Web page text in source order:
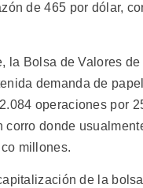
de 465 por dólar,
la Bolsa de Valores
demanda de
operaciones por
corro donde
millones.
de la